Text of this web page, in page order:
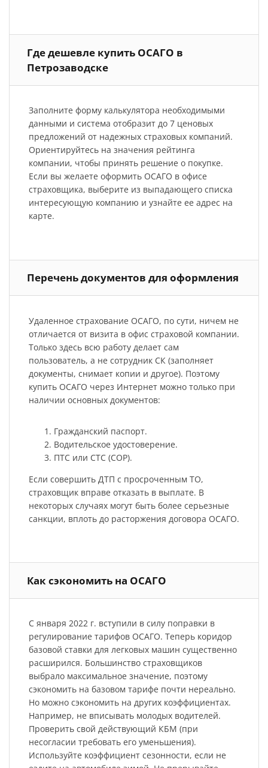
Где дешевле купить ОСАГО в
Петрозаводске
Заполните форму калькулятора необходимыми
данными и система отобразит до 7 ценовых
предложений от надежных страховых компаний.
Ориентируйтесь на значения рейтинга
компании, чтобы принять решение о покупке.
Если вы желаете оформить ОСАГО в офисе
страховщика, выберите из выпадающего списка
интересующую компанию и узнайте ее адрес на
карте.
Перечень документов для оформления
Удаленное страхование ОСАГО, по сути, ничем не
отличается от визита в офис страховой компании.
Только здесь всю работу делает сам
пользователь, а не сотрудник СК (заполняет
документы, снимает копии и другое). Поэтому
купить ОСАГО через Интернет можно только при
наличии основных документов:
Гражданский паспорт.
Водительское удостоверение.
ПТС или СТС (СОР).
Если совершить ДТП с просроченным ТО,
страховщик вправе отказать в выплате. В
некоторых случаях могут быть более серьезные
санкции, вплоть до расторжения договора ОСАГО.
Как сэкономить на ОСАГО
С января 2022 г. вступили в силу поправки в
регулирование тарифов ОСАГО. Теперь коридор
базовой ставки для легковых машин существенно
расширился. Большинство страховщиков
выбрало максимальное значение, поэтому
сэкономить на базовом тарифе почти нереально.
Но можно сэкономить на других коэффициентах.
Например, не вписывать молодых водителей.
Проверить свой действующий КБМ (при
несогласии требовать его уменьшения).
Используйте коэффициент сезонности, если не